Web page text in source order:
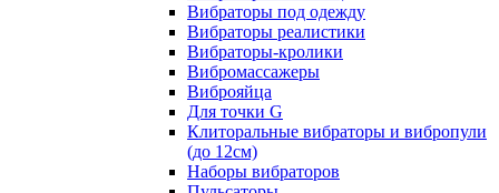
Вибраторы под одежду
Вибраторы реалистики
Вибраторы-кролики
Вибромассажеры
Виброяйца
Для точки G
Клиторальные вибраторы и вибропули
(до 12см)
Наборы вибраторов